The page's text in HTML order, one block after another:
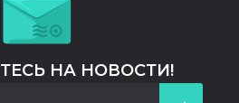
НА НОВОСТИ!